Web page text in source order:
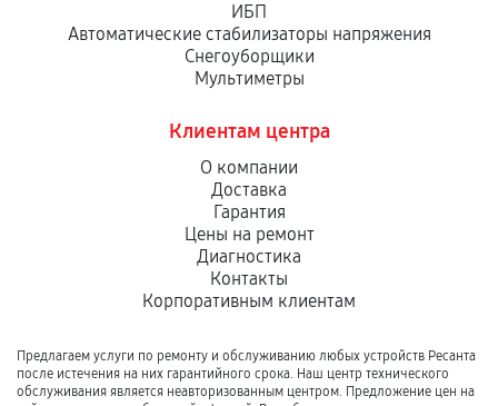
ИБП
Автоматические стабилизаторы напряжения
Снегоуборщики
Мультиметры
Клиентам центра
О компании
Доставка
Гарантия
Цены на ремонт
Диагностика
Контакты
Корпоративным клиентам
Предлагаем услуги по ремонту и обслуживанию любых устройств Ресанта
после истечения на них гарантийного срока. Наш центр технического
обслуживания является неавторизованным центром. Предложение цен на